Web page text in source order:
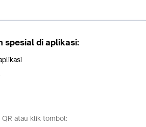
spesial di aplikasi:
QR atau klik tombol: